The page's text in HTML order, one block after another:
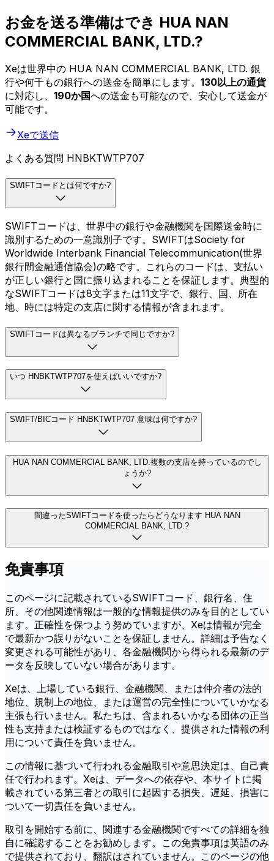
お金を送る準備はでき HUA NAN
COMMERCIAL BANK, LTD.?
Xeは世界中の HUA NAN COMMERCIAL BANK, LTD. 銀
行や何千もの銀行への送金を簡単にします。 130以上の通貨
に対応し、 190か国への送金も可能なので、安心して送金が
可能です。
Xeで送信
よくある質問 HNBKTWTP707
SWIFTコードとは何ですか?
SWIFTコードは、世界中の銀行や金融機関を国際送金時に
識別するための一意識別子です。SWIFTはSociety for
Worldwide Interbank Financial Telecommunication(世界
銀行間金融通信協会)の略です。これらのコードは、支払い
が正しい銀行と国に振り込まれることを保証します。典型的
なSWIFTコードは8文字または11文字で、銀行、国、所在
地、時には特定の支店に関する情報が含まれます。
SWIFTコードは異なるブランチで同じですか?
いつ HNBKTWTP707を使えばいいですか?
SWIFT/BICコード HNBKTWTP707 意味は何ですか?
HUA NAN COMMERCIAL BANK, LTD.複数の支店を持っているのでし
ょうか?
間違ったSWIFTコードを使ったらどうなります HUA NAN
COMMERCIAL BANK, LTD.?
免責事項
このページに記載されているSWIFTコード、銀行名、住
所、その他関連情報は一般的な情報提供のみを目的としてい
ます。正確性を保つよう努めていますが、Xeは情報が完全
で最新かつ誤りがないことを保証しません。詳細は予告なく
変更される可能性があり、各金融機関から得られる最新のデ
ータを反映していない場合があります。
Xeは、上場している銀行、金融機関、または仲介者の法的
地位、規制上の地位、または運営の完全性についていかなる
主張も行いません。私たちは、含まれるいかなる団体の正当
性も支持または検証するものではなく、提供された情報の利
用について責任を負いません。
この情報に基づいて行われる金融取引や意思決定は、自己責
任で行われます。Xeは、データへの依存や、本サイトに掲
載されている第三者との取引に起因する損失、遅延、損害に
ついて一切責任を負いません。
取引を開始する前に、関連する金融機関ですべての詳細を独
自に確認することをお勧めします。この免責事項は英語のみ
で提供されており、翻訳はされていません。このページの他